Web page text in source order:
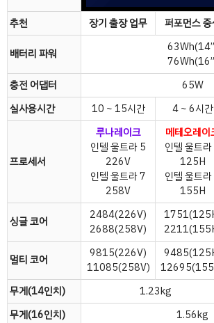
추천 장기 출장 업무 퍼포먼스 중
배터리 파워
충전 어댑터
65W
실사용시간
10 ~ 15시간 4 ~ 6시간
프로세서
루나레이크
인텔 울트라 5
226V
인텔 울트라 7
258V
메테오레이
인텔 울트
125H
인텔 울트
155H
싱글 코어
2484(226V)
2688(258V)
멀티 코어
9815(226V)
11085(258V)
무게(14인치)
1.23kg
무게(16인치)
1.56kg